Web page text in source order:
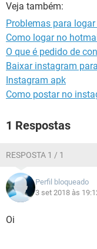
Veja também:
Problemas para
Como logar no
O que é pedido de
Baixar instagram
Instagram apk
Como postar no
1 Respostas
RESPOSTA 1 / 1
Perfil bloqueado
3 set 2018 às
Oi